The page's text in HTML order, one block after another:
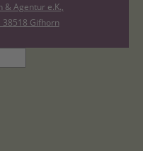
Agentur e.K.,
Gifhorn